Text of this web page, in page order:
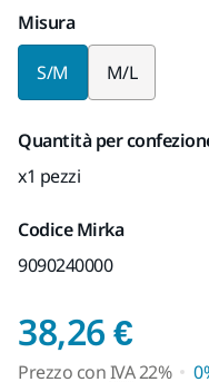
Misura
S/M M/L
Quantità per
x1 pezzi
Codice Mirka
9090240000
38,26 €
Prezzo conIVA22%